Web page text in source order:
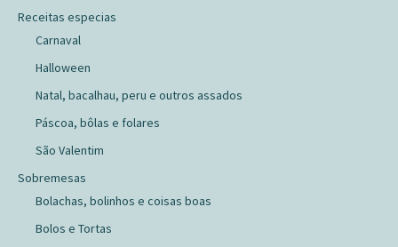
Receitas especias
Carnaval
Halloween
Natal, bacalhau, peru e outros assados
Páscoa, bôlas e folares
São Valentim
Sobremesas
Bolachas, bolinhos e coisas boas
Bolos e Tortas